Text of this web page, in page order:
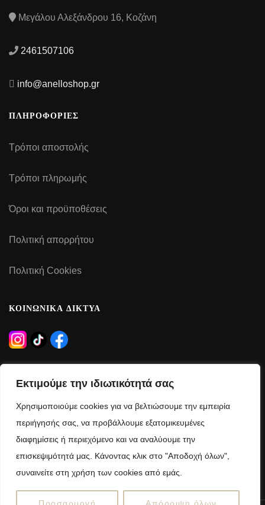
Εκτιμούμε την ιδιωτικότητά σας
Χρησιμοποιούμε cookies για να βελτιώσουμε την εμπειρία
περιήγησής σας, να προβάλλουμε εξατομικευμένες
διαφημίσεις ή περιεχόμενο και να αναλύουμε την
επισκεψιμότητά μας. Κάνοντας κλικ στο "Αποδοχή όλων",
συναινείτε στη χρήση των cookies από εμάς.
Μεγάλου Αλεξάνδρου 16, Κοζάνη
2461507106
info@anelloshop.gr
ΠΛΗΡΟΦΟΡΙΕΣ
Τρόποι αποστολής
Τρόποι πληρωμής
Όροι και προϋποθέσεις
Πολιτική απορρήτου
Πολιτική Cookies
ΚΟΙΝΩΝΙΚΑ ΔΙΚΤΥΑ
Δευτέρα – Τρίτη – Πέμπτη – Παρασκευή:
09:00 – 21:00
Τετάρτη – Σάββατο:
09:00 – 15:00